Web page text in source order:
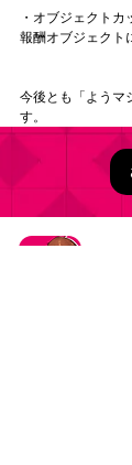
・オブジェクト
報酬オブジェクト
今後とも「ようマ
す。